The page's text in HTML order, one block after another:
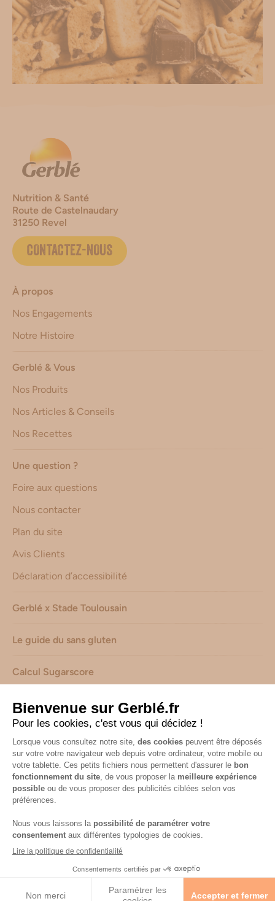
Nutrition & Santé
Route de Castelnaudary
31250 Revel
CONTACTEZ-NOUS
À propos
Nos Engagements
Notre Histoire
Gerblé & Vous
Nos Produits
Nos Articles & Conseils
Nos Recettes
Une question ?
Foire aux questions
Nous contacter
Plan du site
Avis Clients
Déclaration d’accessibilité
Gerblé x Stade Toulousain
Le guide du sans gluten
Calcul Sugarscore
Suivez-nous sur les réseaux !
Mentions légales Consignes de tri de nos emballages
Caractéristiques environnementales de nos emballages
(informations AGEC) -Avis & notes collectés parShopadvizor